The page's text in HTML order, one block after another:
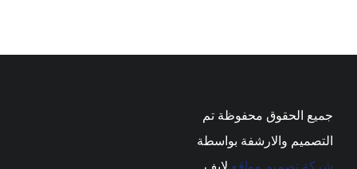
جميع الحقوق محفوظة تم
التصميم والارشفة بواسطة
شركة تصميم مواقع لايف